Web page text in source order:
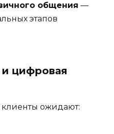
общения —
этапов
цифровая
ожидают: